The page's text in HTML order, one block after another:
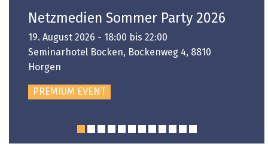
Netzmedien Sommer Party 2026
19. August 2026 - 18:00 bis 22:00
Seminarhotel Bocken, Bockenweg 4, 8810
Horgen
PREMIUM EVENT